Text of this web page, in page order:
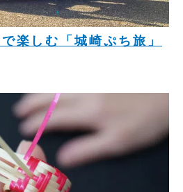
楽しむ「城崎ぷち旅」